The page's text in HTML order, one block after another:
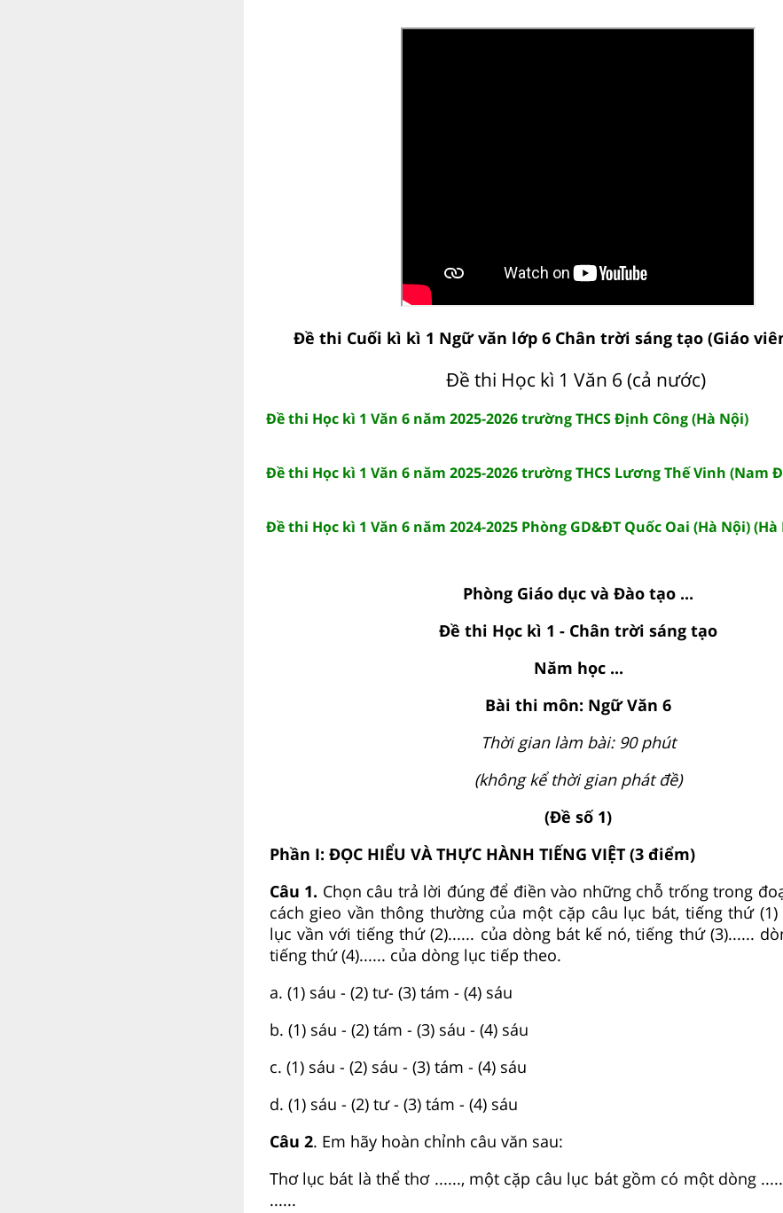
Đề thi Cuối kì kì 1 Ngữ văn lớp 6 Chân trời sáng tạo (Giáo
Đề thi Học kì 1 Văn 6 (cả nước)
Đề thi Học kì 1 Văn 6 năm 2025-2026 trường THCS Định Công (Hà Nội)
Đề thi Học kì 1 Văn 6 năm 2025-2026 trường THCS Lương Thế Vinh (Nam
Đề thi Học kì 1 Văn 6 năm 2024-2025 Phòng GD&ĐT Quốc Oai (Hà Nội) (Hà
Phòng Giáo dục và Đào tạo ...
Đề thi Học kì 1 - Chân trời sáng tạo
Năm học ...
Bài thi môn: Ngữ Văn 6
Thời gian làm bài: 90 phút
(không kể thời gian phát đề)
(Đề số 1)
Phần I: ĐỌC HIỂU VÀ THỰC HÀNH TIẾNG VIỆT (3 điểm)
Câu 1. Chọn câu trả lời đúng để điền vào những chỗ trống trong
cách gieo vần thông thường của một cặp câu lục bát, tiếng thứ (1)
lục vần với tiếng thứ (2)...... của dòng bát kế nó, tiếng thứ (3)......
tiếng thứ (4)...... của dòng lục tiếp theo.
a. (1) sáu - (2) tư- (3) tám - (4) sáu
b. (1) sáu - (2) tám - (3) sáu - (4) sáu
c. (1) sáu - (2) sáu - (3) tám - (4) sáu
d. (1) sáu - (2) tư - (3) tám - (4) sáu
Câu 2. Em hãy hoàn chỉnh câu văn sau:
Thơ lục bát là thể thơ ......, một cặp câu lục bát gồm có một dòng
......